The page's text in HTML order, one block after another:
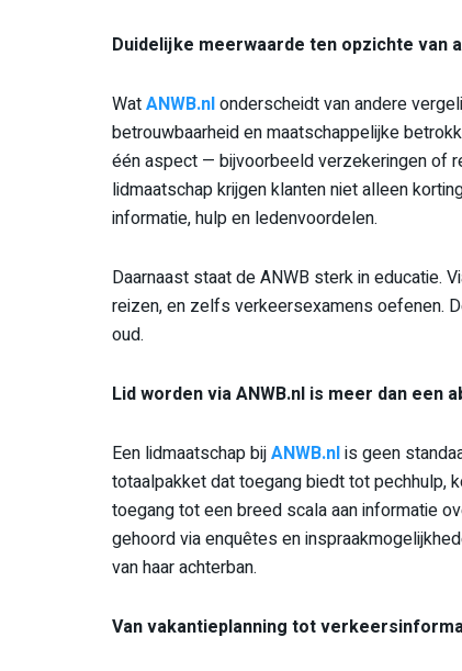
Duidelijke meerwaarde ten opzichte van
WatANWB.nlonderscheidt van andere
betrouwbaarheid en maatschappelijke
één aspect — bijvoorbeeld verzekeringen of
lidmaatschap krijgen klanten niet alleen
informatie, hulp en ledenvoordelen.
Daarnaast staat de ANWB sterk in educatie.
reizen, en zelfs verkeersexamens oefenen.
oud.
Lid worden via ANWB.nl is meer dan een
Een lidmaatschap bijANWB.nlis geen
totaalpakket dat toegang biedt tot pechhulp,
toegang tot een breed scala aan informatie
gehoord via enquêtes en
van haar achterban.
Van vakantieplanning tot